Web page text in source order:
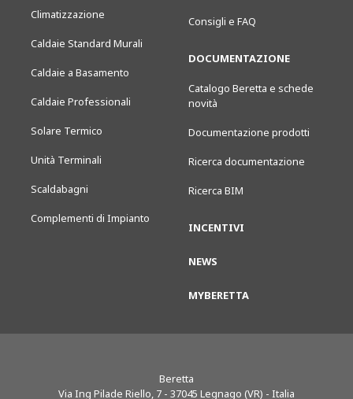
Climatizzazione
Caldaie Standard Murali
Caldaie a Basamento
Caldaie Professionali
Solare Termico
Unità Terminali
Scaldabagni
Complementi di Impianto
Consigli e FAQ
DOCUMENTAZIONE
Catalogo Beretta e schede
novità
Documentazione prodotti
Ricerca documentazione
Ricerca BIM
INCENTIVI
NEWS
MYBERETTA
Beretta
Via Ing Pilade Riello, 7 - 37045 Legnago (VR) - Italia